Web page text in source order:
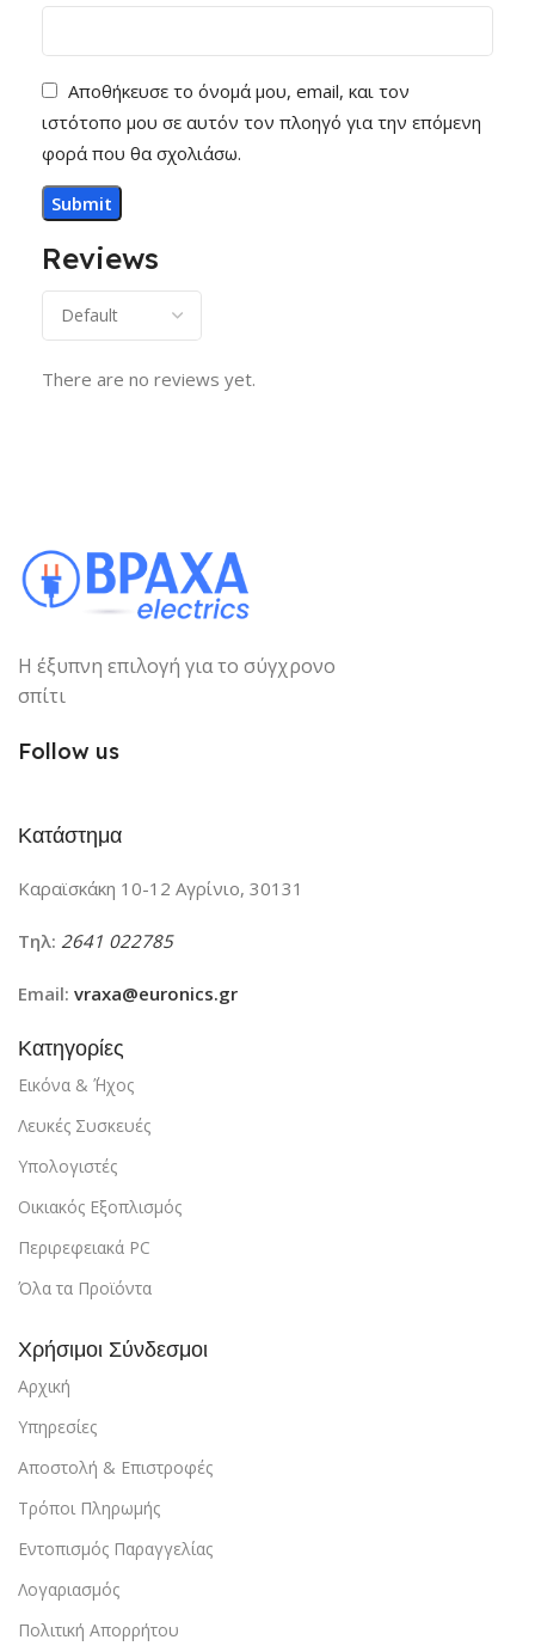
Reviews
There are no reviews yet.
Αποθήκευσε το όνομά μου, email, και τον
ιστότοπο μου σε αυτόν τον πλοηγό για την επόμενη
φορά που θα σχολιάσω.
Η έξυπνη επιλογή για το σύγχρονο
σπίτι
Follow us
Κατάστημα
Καραϊσκάκη 10-12 Αγρίνιο, 30131
Τηλ: 2641 022785
Email: vraxa@euronics.gr
Κατηγορίες
Εικόνα & ΄Ήχος
Λευκές Συσκευές
Υπολογιστές
Οικιακός Εξοπλισμός
Περιρεφειακά PC
Όλα τα Προϊόντα
Χρήσιμοι Σύνδεσμοι
Αρχική
Υπηρεσίες
Αποστολή & Επιστροφές
Τρόποι Πληρωμής
Εντοπισμός Παραγγελίας
Λογαριασμός
Πολιτική Απορρήτου